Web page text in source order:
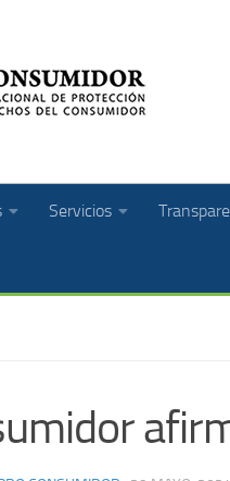
Servicios